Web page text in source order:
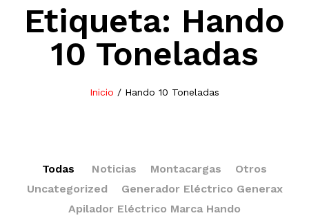
Etiqueta: Hando
10 Toneladas
Inicio / Hando 10 Toneladas
Todas Noticias Montacargas
Otros
Uncategorized
Generador Eléctrico Generax
Apilador Eléctrico Marca Hando